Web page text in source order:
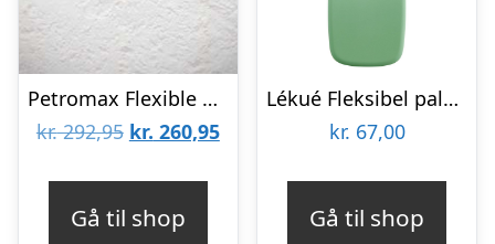
Petromax Flexible Spatula (long Handle) – Paletkniv
kr.292,95 Den
kr. 260,95Den
Gå til shop
Lékué Fleksibel paletkniv, grøn
kr. 67,00
Gå til shop